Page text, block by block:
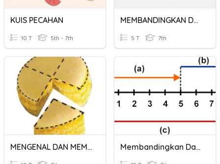
KUIS PECAHAN
10 T 5th - 7th
MEMBANDINGKAN DAN MENGURUTKAN BILANGAN PECAHAN
5 T 7th
MENGENAL DAN MEMBANDINGKAN BILANGAN PECAHAN Membandingkan Dan Mengurutkan Bilangan Bulat Dan Pecahan